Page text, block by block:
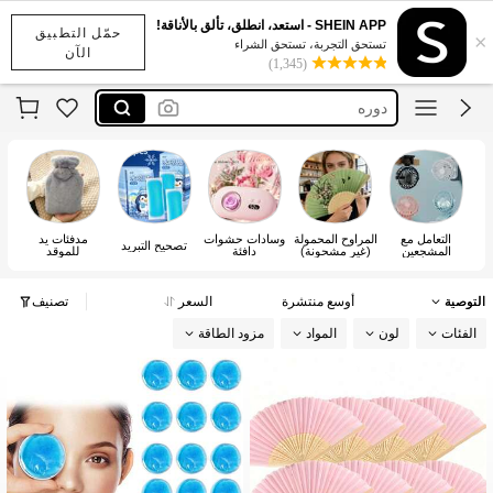
حمّل التطبيق
الآن
×
SHEIN APP - استعد، انطلق، تألق بالأناقة!
تستحق التجربة، تستحق الشراء
(1,345)
اشياء بريال
الدورة الشهرية
دوره
kuromi
اشياء بريال
الدورة الشهرية
التعامل مع
المشجعين
المراوح المحمولة
(غير مشحونة)
وسادات حشوات
دافئة
تصحيح التبريد
مدفئات يد
للموقد
التوصية أوسع منتشرة السعر تصنيف
الفئات لون المواد مزود الطاقة